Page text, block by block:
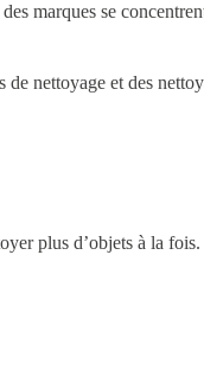
marques se
nettoyage et des
plus d’objets à la